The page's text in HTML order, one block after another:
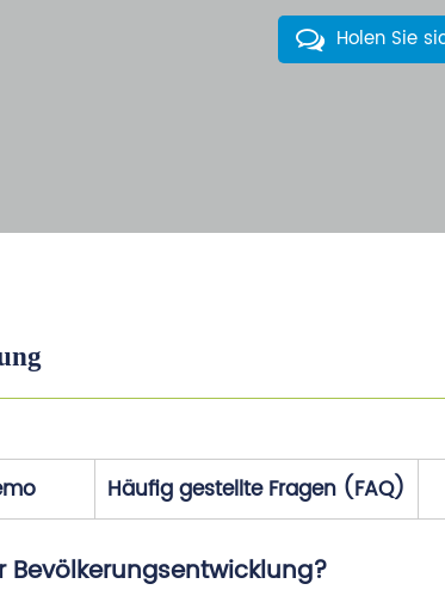
Holen Sie
Häufig gestellte Fragen (FAQ)
Bevölkerungsentwicklung?